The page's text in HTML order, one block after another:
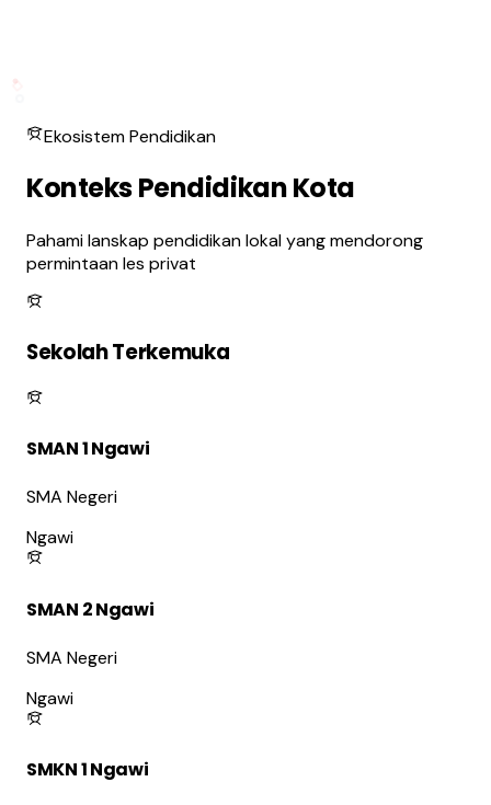
Ekosistem Pendidikan
Konteks Pendidikan Kota
Pahami lanskap pendidikan lokal yang mendorong
permintaan les privat
Sekolah Terkemuka
SMAN 1 Ngawi
SMA Negeri
Ngawi
SMAN 2 Ngawi
SMA Negeri
Ngawi
SMKN 1 Ngawi